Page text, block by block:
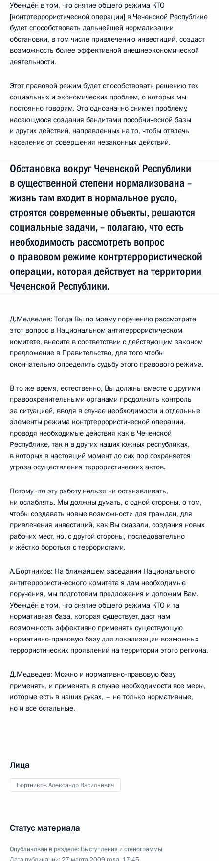
Убеждён в том, что снятие общего режима КТО
[контртеррористической операции] в Чеченской Республике
будет способствовать дальнейшей нормализации
обстановки, в том числе привлечению инвестиций, создаст
возможность более эффективной внешнеэкономической
деятельности.
Этот правовой режим будет способствовать решению тех
социальных и экономических проблем, о которых мы
постоянно говорим. Это однозначно снимет проблему,
касающуюся создания бандитами пособнической базы
и других действий, направленных на то, чтобы отвлечь
население от совершения незаконных действий.
Обстановка вокруг Чеченской Республики
в существенной степени нормализована –
жизнь там входит в нормальное русло,
строятся современные объекты, решаются
социальные задачи, – полагаю, что есть
необходимость рассмотреть вопрос
о правовом режиме контртеррористической
операции, которая действует на территории
Чеченской Республики.
Д.Медведев: Тогда Вы по моему поручению рассмотрите
этот вопрос в Национальном антитеррористическом
комитете, внесите в соответствии с действующим законом
предложение в Правительство, для того чтобы
окончательно определить судьбу этого правового режима.
В то же время, естественно, Вы должны вместе с другими
правоохранительными органами продолжить контроль
за ситуацией, вводя в случае необходимости и отдельные
элементы режима контртеррористической операции,
проводя необходимые действия как в Чеченской
Республике, так и в других наших южных республиках,
в которых в настоящий момент до сих пор сохраняется
угроза осуществления террористических актов.
Потому что эту работу нельзя ни останавливать,
ни ослаблять. Мы должны думать, с одной стороны, о том,
чтобы создавать новые возможности для граждан, для
привлечения инвестиций, как Вы сказали, создания новых
рабочих мест, но, с другой стороны, последовательно
и жёстко бороться с террористами.
А.Бортников: На ближайшем заседании Национального
антитеррористического комитета я дам необходимые
поручения, мы подготовим предложения и доложим Вам.
Убеждён в том, что снятие общего режима КТО и та
нормативная база, которая существует, даст нам
возможность эффективно применять существующую
нормативно-правовую базу для локализации возможных
террористических проявлений на территории этого региона.
Д.Медведев: Можно и нормативно-правовую базу
применять, и применять в случае необходимости все меры,
которые есть в наших руках, – не только нормативные,
но и все остальные.
Лица
Бортников Александр Васильевич
Статус материала
Опубликован в разделе: Выступления и стенограммы